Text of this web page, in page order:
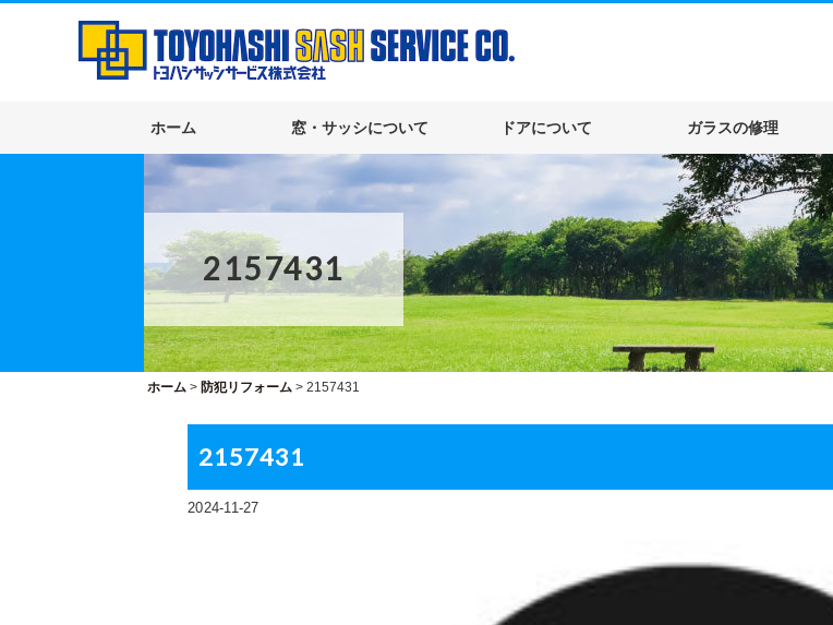
ホーム 窓・サッシについて ドアについて ガラスの修理
2157431
ホーム> 防犯リフォーム> 2157431
2157431
2024-11-27